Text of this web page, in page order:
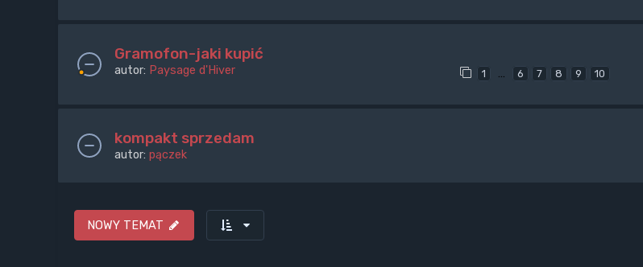
Gramofon-jaki kupić
autor: Paysage d'Hiver 1 … 6 7 8 9 10
kompakt sprzedam
autor: pączek
NOWY TEMAT